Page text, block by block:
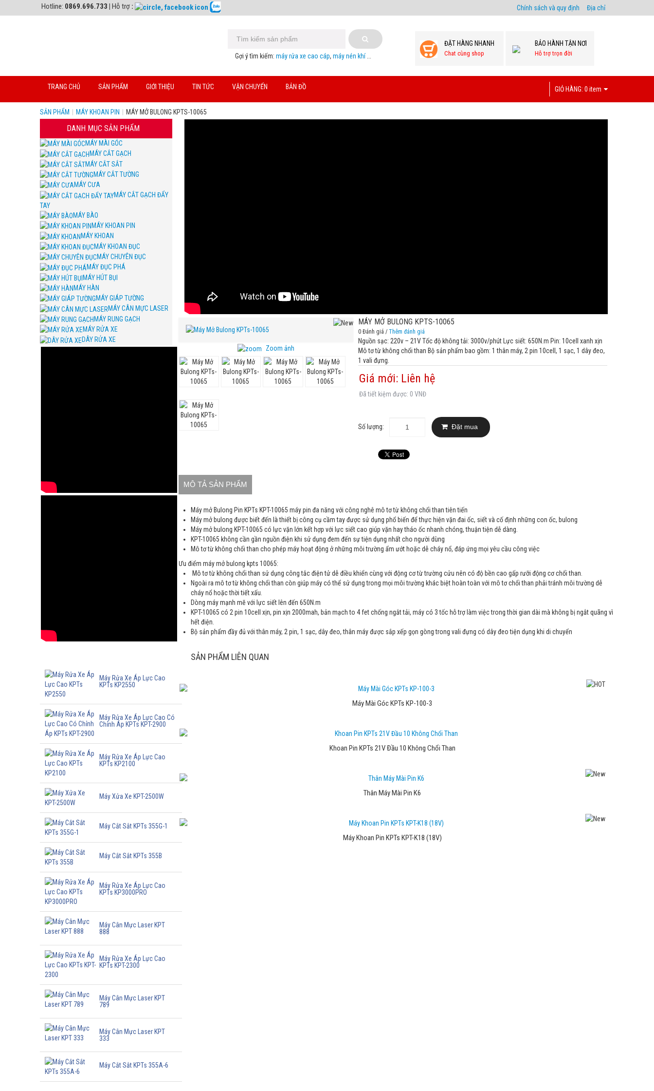
Hotline: 0869.696.733 Hỗ trợ : Chính sách và quy định Địa chỉ
Gợi ý tìm kiếm: máy rửa xe cao cáp, máy nén khí...
ĐẶT HÀNG NHANH
Chat cùng shop
BẢO HÀNH TẬN NƠI
Hỗ trợ trọn đời
TRANG CHỦ SẢN PHẨM GIỚI THIỆU TIN TỨC VẬN CHUYỂN BẢN ĐỒ GIỎ HÀNG: 0 item
SẢN PHẨM MÁY KHOAN PIN MÁY MỞ BULONG KPTS-10065
DANH MỤC SẢN PHẨM
MÁY MÀI GÓC
MÁY CẮT GẠCH
MÁY CẮT SẮT
MÁY CẮT TƯỜNG
MÁY CƯA
MÁY CẮT GẠCH ĐẨY
TAY
MÁY BÀO
MÁY KHOAN PIN
MÁY KHOAN
MÁY KHOAN ĐỤC
MÁY CHUYÊN ĐỤC
MÁY ĐỤC PHÁ
MÁY HÚT BỤI
MÁY HÀN
MÁY GIÁP TƯỜNG
MÁY CÂN MỰC LASER
MÁY RUNG GẠCH
MÁY RỬA XE
DÂY RỬA XE
Máy Rửa Xe Áp Lực Cao
KPTs KP2550
Máy Rửa Xe Áp Lực Cao Có
Chỉnh Áp KPTs KPT-2900
Máy Rửa Xe Áp Lực Cao
KPTs KP2100
Máy Xửa Xe KPT-2500W
Máy Cắt Sắt KPTs 355G-1
Máy Cắt Sắt KPTs 355B
Máy Rửa Xe Áp Lực Cao
KPTs KP3000PRO
Máy Cân Mực Laser KPT
888
Máy Rửa Xe Áp Lực Cao
KPTs KPT-2300
Máy Cân Mực Laser KPT
789
Máy Cân Mực Laser KPT
333
Máy Cắt Sắt KPTs 355A-6
Zoom ảnh
MÁY MỞ BULONG KPTS-10065
0 Đánh giá / Thêm đánh giá
Nguồn sạc: 220v – 21V Tốc độ không tải: 3000v/phút Lực siết: 650N.m Pin: 10cell xanh xịn
Mô tơ từ không chổi than Bộ sản phẩm bao gồm: 1 thân máy, 2 pin 10cell, 1 sạc, 1 dây đeo,
1 vali đựng.
Giá mới: Liên hệ
Đã tiết kiệm được: 0 VNĐ
Số lượng:
MÔ TẢ SẢN PHẨM
Máy mở Bulong Pin KPTs KPT-10065 máy pin đa năng với công nghê mô tơ từ không chổi than tiên tiến
Máy mở bulong được biết đến là thiết bị công cụ cầm tay được sử dụng phổ biến để thực hiện vặn đai ốc, siết và cố định những con ốc, bulong
Máy mở bulong KPT-10065 có lực vặn lớn kết hợp với lực siết cao giúp vặn hay tháo ốc nhanh chóng, thuận tiện dễ dàng.
KPT-10065 không cần gần nguồn điện khi sử dụng đem đến sự tiện dụng nhất cho người dùng
Mô tơ từ không chổi than cho phép máy hoạt động ở những môi trường ẩm ướt hoặc dễ cháy nổ, đáp ứng mọi yêu cầu công việc
Ưu điểm máy mở bulong kpts 10065:
Mô tơ từ không chổi than sử dụng công tắc điện tử dễ điều khiển cùng với động cơ từ trường cửu nên có độ bền cao gấp rưỡi động cơ chổi than.
Ngoài ra mô tơ từ không chổi than còn giúp máy có thể sử dụng trong mọi môi trường khác biệt hoàn toàn với mô tơ chổi than phải tránh môi trường dễ
cháy nổ hoặc thời tiết xấu.
Dòng máy mạnh mẽ với lực siết lên đến 650N.m
KPT-10065 có 2 pin 10cell xịn, pin xịn 2000mah, bản mạch to 4 fet chống ngắt tải, máy có 3 tốc hỗ trợ làm việc trong thời gian dài mà không bị ngắt quãng vì
hết điện.
Bộ sản phẩm đầy đủ với thân máy, 2 pin, 1 sạc, dây đeo, thân máy được sắp xếp gọn gòng trong vali đựng có dây đeo tiện dụng khi di chuyển
SẢN PHẨM LIÊN QUAN
Máy Mài Góc KPTs KP-100-3
Khoan Pin KPTs 21V Đầu 10 Không Chổi Than
Thân Máy Mài Pin K6
Máy Khoan Pin KPTs KPT-K18 (18V)